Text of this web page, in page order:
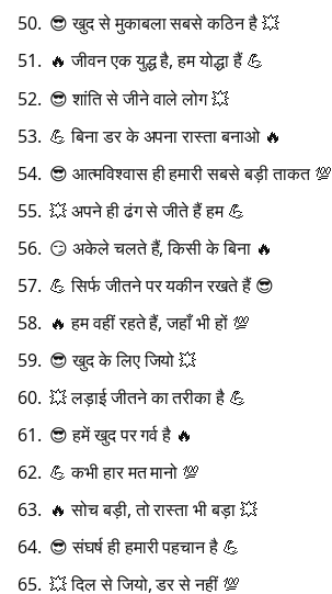
😎 खुद से मुकाबला सबसे कठिन है 💥
🔥 जीवन एक युद्ध है, हम योद्धा हैं 💪
😎 शांति से जीने वाले लोग 💥
💪 बिना डर के अपना रास्ता बनाओ 🔥
😎 आत्मविश्वास ही हमारी सबसे बड़ी ताकत 💯
💥 अपने ही ढंग से जीते हैं हम 💪
😏 अकेले चलते हैं, किसी के बिना 🔥
💪 सिर्फ जीतने पर यकीन रखते हैं 😎
🔥 हम वहीं रहते हैं, जहाँ भी हों 💯
😎 खुद के लिए जियो 💥
💥 लड़ाई जीतने का तरीका है 💪
😎 हमें खुद पर गर्व है 🔥
💪 कभी हार मत मानो 💯
🔥 सोच बड़ी, तो रास्ता भी बड़ा 💥
😎 संघर्ष ही हमारी पहचान है 💪
💥 दिल से जियो, डर से नहीं 💯